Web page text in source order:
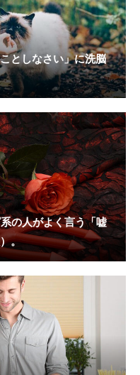
としなさい」に洗脳
の人がよく言う「嘘
。